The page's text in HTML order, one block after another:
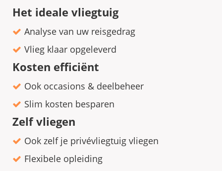
Het ideale vliegtuig
Analyse van uw reisgedrag
Vlieg klaar opgeleverd
Kosten efficiënt
Ook occasions & deelbeheer
Slim kosten besparen
Zelf vliegen
Ook zelf je privévliegtuig vliegen
Flexibele opleiding